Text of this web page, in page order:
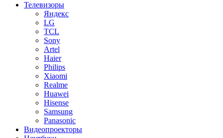
Телевизоры
Яндекс
LG
TCL
Sony
Artel
Haier
Philips
Xiaomi
Realme
Huawei
Hisense
Samsung
Panasonic
Видеопроекторы